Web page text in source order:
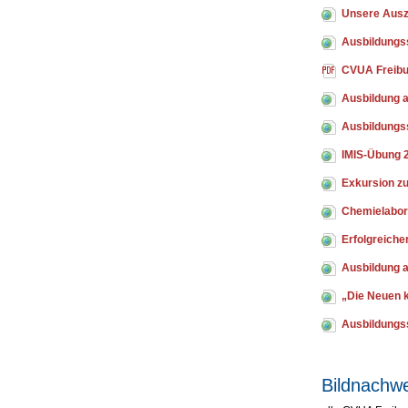
Unsere
CVUA
Ausbildung
IMIS-
Exkursion
Ausbildung
„Die Neuen